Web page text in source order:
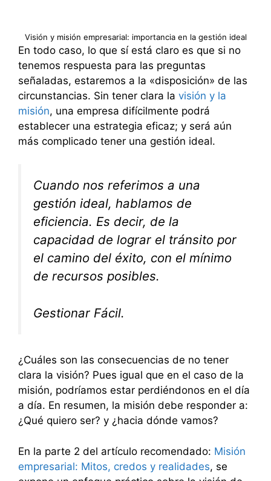
Visión y misión empresarial: importancia en la gestión ideal
En todo caso, lo que sí está claro es que si no
tenemos respuesta para las preguntas
señaladas, estaremos a la «disposición» de las
circunstancias. Sin tener clara la visión y la
misión, una empresa difícilmente podrá
establecer una estrategia eficaz; y será aún
más complicado tener una gestión ideal.
Cuando nos referimos a una
gestión ideal, hablamos de
eficiencia. Es decir, de la
capacidad de lograr el tránsito por
el camino del éxito, con el mínimo
de recursos posibles.
Gestionar Fácil.
¿Cuáles son las consecuencias de no tener
clara la visión? Pues igual que en el caso de la
misión, podríamos estar perdiéndonos en el día
a día. En resumen, la misión debe responder a:
¿Qué quiero ser? y ¿hacia dónde vamos?
En la parte 2 del artículo recomendado: Misión
empresarial: Mitos, credos y realidades, se